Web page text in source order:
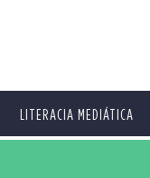
LITERACIA MEDIÁTICA